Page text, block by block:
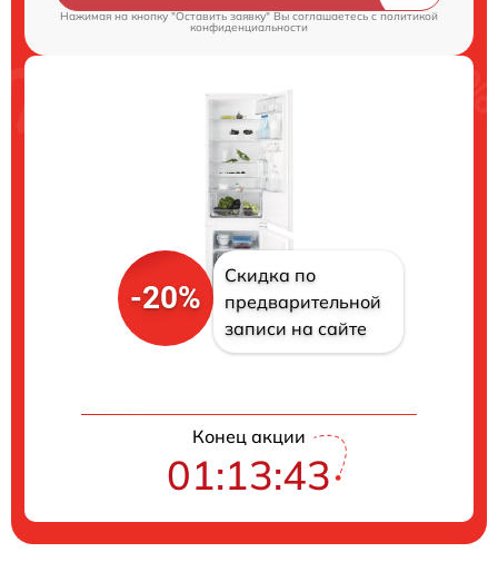
Нажимая на кнопку "Оставить заявку" Вы соглашаетесь c политикой
конфиденциальности
-20%
Скидка по
предварительной
записи на сайте
Конец акции
01:13:42